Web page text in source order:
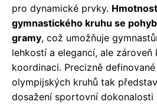
pro dynamické prvky.
gymnastického kruhu se
gramy, což umožňuje
lehkostí a elegancí, ale zároveň
koordinaci. Precizně
olympijských kruhů tak
dosažení sportovní dokonalosti